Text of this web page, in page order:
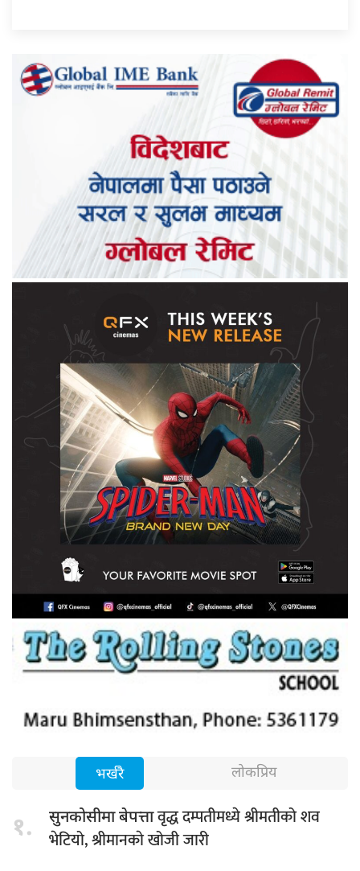
भर्खरै लोकप्रिय
१. सुनकोसीमा बेपत्तावृद्ध दम्पतीमध्ये श्रीमतीको शव
भेटियो, श्रीमानकाे खोजी जारी